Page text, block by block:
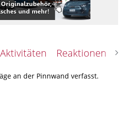
Reaktionen
an der Pinnwand verfasst.